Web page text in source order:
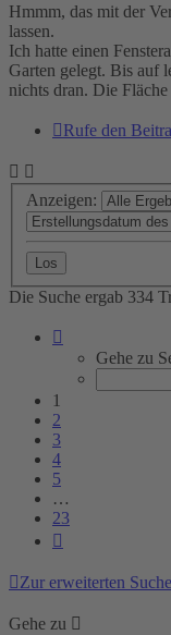
Hmmm, das mit der
lassen.
Ich hatte einen
Garten gelegt. Bis auf
nichts dran. Die
Rufe den
Anzeigen:
Die Suche ergab 334
von
Gehe zu
1
2
3
4
5
…
23
Zur erweiterten Suche
Gehe zu